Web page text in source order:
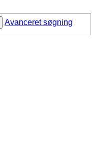
Avanceret søgning